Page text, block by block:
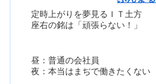
定時上がりを夢見るＩＴ土方
座右の銘は「頑張らない！」
昼：普通の会社員
夜：本当はまぢで働きたくない